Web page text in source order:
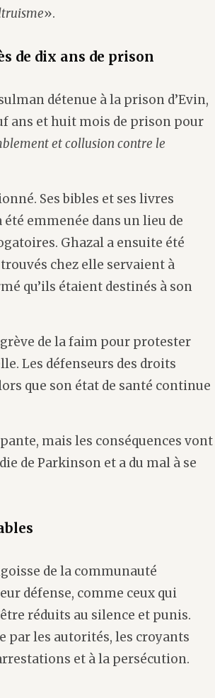
».
de dix ans de prison
détenue à la prison d’Evin,
ans et huit mois de prison pour
et collusion contre le
Ses bibles et ses livres
emmenée dans un lieu de
Ghazal a ensuite été
chez elle servaient à
qu’ils étaient destinés à son
de la faim pour protester
Les défenseurs des droits
que son état de santé continue
mais les conséquences vont
de Parkinson et a du mal à se
de la communauté
défense, comme ceux qui
réduits au silence et punis.
par les autorités, les croyants
et à la persécution.